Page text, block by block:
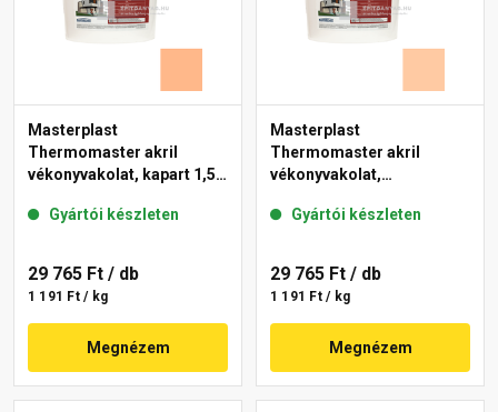
Masterplast
Thermomaster akril
vékonyvakolat, kapart 1,5
Gyártói készleten
29 765 Ft / db
1 191 Ft / kg
Megnézem
Masterplast
Thermomaster akril
vékonyvakolat,
10-D 25 kg
Gyártói készleten
29 765 Ft / db
1 191 Ft / kg
Megnézem